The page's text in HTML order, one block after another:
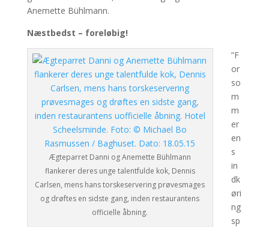
Anemette Bühlmann.
Næstbedst – foreløbig!
Ægteparret Danni og Anemette Bühlmann
flankerer deres unge talentfulde kok, Dennis
Carlsen, mens hans torskeservering prøvesmages
og drøftes en sidste gang, inden restaurantens
officielle åbning.
”F
or
so
m
m
er
en
s
in
dk
øri
ng
sp